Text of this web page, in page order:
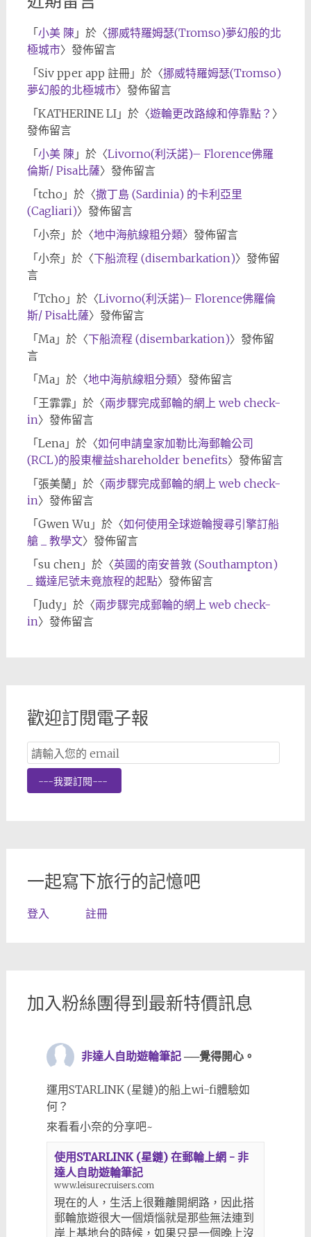
「小美 陳 」於〈挪威特羅姆瑟(Tromso)夢幻般的北
極城市〉發佈留言
「Siv pper app 註冊」於〈挪威特羅姆瑟(Tromso)
夢幻般的北極城市〉發佈留言
「KATHERINE LI」於〈遊輪更改路線和停靠點？ 〉
發佈留言
「小美 陳 」於〈Livorno(利沃諾)– Florence佛羅
倫斯/ Pisa比薩〉發佈留言
「tcho 」於〈撒丁島 (Sardinia) 的卡利亞里
(Cagliari)〉發佈留言
「小奈」於〈地中海航線粗分類〉發佈留言
「小奈」於〈下船流程 (disembarkation)〉發佈留
言
「Tcho 」於〈Livorno(利沃諾)– Florence佛羅倫
斯/ Pisa比薩〉發佈留言
「Ma」於〈下船流程 (disembarkation)〉發佈留
言
「Ma」於〈地中海航線粗分類〉發佈留言
「王霏霏 」於〈兩步驟完成郵輪的網上 web check-
in〉發佈留言
「Lena」於〈如何申請皇家加勒比海郵輪公司
(RCL)的股東權益shareholder benefits〉發佈留言
「張美蘭 」於〈兩步驟完成郵輪的網上 web check-
in〉發佈留言
「Gwen Wu 」於〈如何使用全球遊輪搜尋引擎訂船
艙 _ 教學文〉發佈留言
「su chen 」於〈英國的南安普敦 (Southampton)
_ 鐵達尼號未竟旅程的起點〉發佈留言
「Judy」於〈兩步驟完成郵輪的網上 web check-
in〉發佈留言
歡迎訂閱電子報
Email
Subscription
---我要訂閱---
一起寫下旅行的記憶吧
登入 註冊
加入粉絲團得到最新特價訊息
非達人自助遊輪筆記 ──覺得開心。
運用STARLINK (星鏈)的船上wi-fi體驗如
何？
來看看小奈的分享吧~
使用STARLINK (星鏈) 在郵輪上網 - 非
達人自助遊輪筆記
www.leisurecruisers.com
現在的人，生活上很難離開網路，因此搭
郵輪旅遊很大一個煩惱就是那些無法連到
岸上基地台的時候，如果只是一個晚上沒